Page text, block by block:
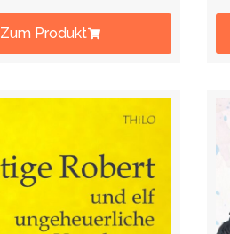
Zum Produkt